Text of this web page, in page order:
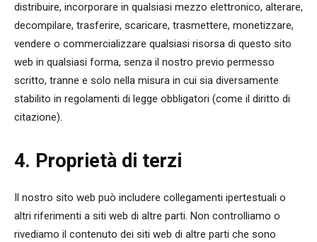
distribuire, incorporare in qualsiasi mezzo elettronico, alterare,
decompilare, trasferire, scaricare, trasmettere, monetizzare,
vendere o commercializzare qualsiasi risorsa di questo sito
web in qualsiasi forma, senza il nostro previo permesso
scritto, tranne e solo nella misura in cui sia diversamente
stabilito in regolamenti di legge obbligatori (come il diritto di
citazione).
4. Proprietà di terzi
Il nostro sito web può includere collegamenti ipertestuali o
altri riferimenti a siti web di altre parti. Non controlliamo o
rivediamo il contenuto dei siti web di altre parti che sono